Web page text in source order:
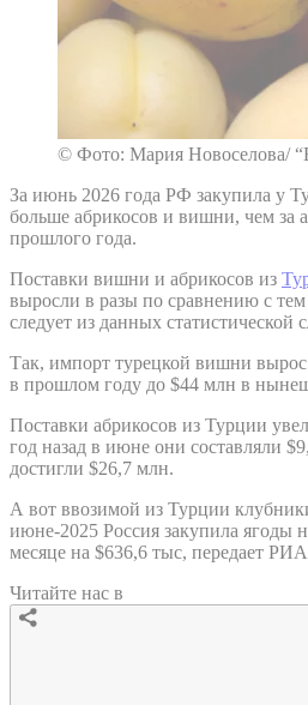
© Фото: Мария Новоселова/
За июнь 2026 года РФ закупила у
больше абрикосов и вишни, чем за
прошлого года.
Поставки вишни и абрикосов из
выросли в разы по сравнению с
следует из данных
Так, импорт турецкой вишни
в прошлом году до $44 млн в
Поставки абрикосов из Турции
год назад в июне они составляли
достигли $26,7 млн.
А вот ввозимой из Турции
июне-2025 Россия закупила ягоды
месяце на $636,6 тыс, передает
Читайте нас в